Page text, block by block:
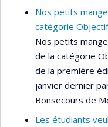
Nos petits
catégorie
Nos petits
de la catégorie
de la première
janvier dernier
Bonsecours de
Les étudiants